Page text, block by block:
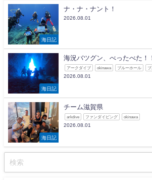
海日記
ナ・ナ・ナント！
2026.08.01
海日記
海況バツグン、べったべた！
アークダイブ okinawa ブルーホール
2026.08.01
海日記
チーム滋賀県
arkdive ファンダイビング okinawa
2026.08.01